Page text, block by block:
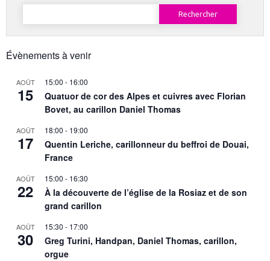
Rechercher :
Évènements à venir
AOÛT
15
15:00 - 16:00
Quatuor de cor des Alpes et cuivres avec Florian
Bovet, au carillon Daniel Thomas
AOÛT
17
18:00 - 19:00
Quentin Leriche, carillonneur du beffroi de Douai,
France
AOÛT
22
15:00 - 16:30
À la découverte de l’église de la Rosiaz et de son
grand carillon
AOÛT
30
15:30 - 17:00
Greg Turini, Handpan, Daniel Thomas, carillon,
orgue